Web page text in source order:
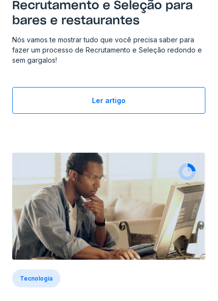
Recrutamento e Seleção para
bares e restaurantes
Nós vamos te mostrar tudo que você precisa saber para
fazer um processo de Recrutamento e Seleção redondo e
sem gargalos!
Ler artigo
Tecnologia